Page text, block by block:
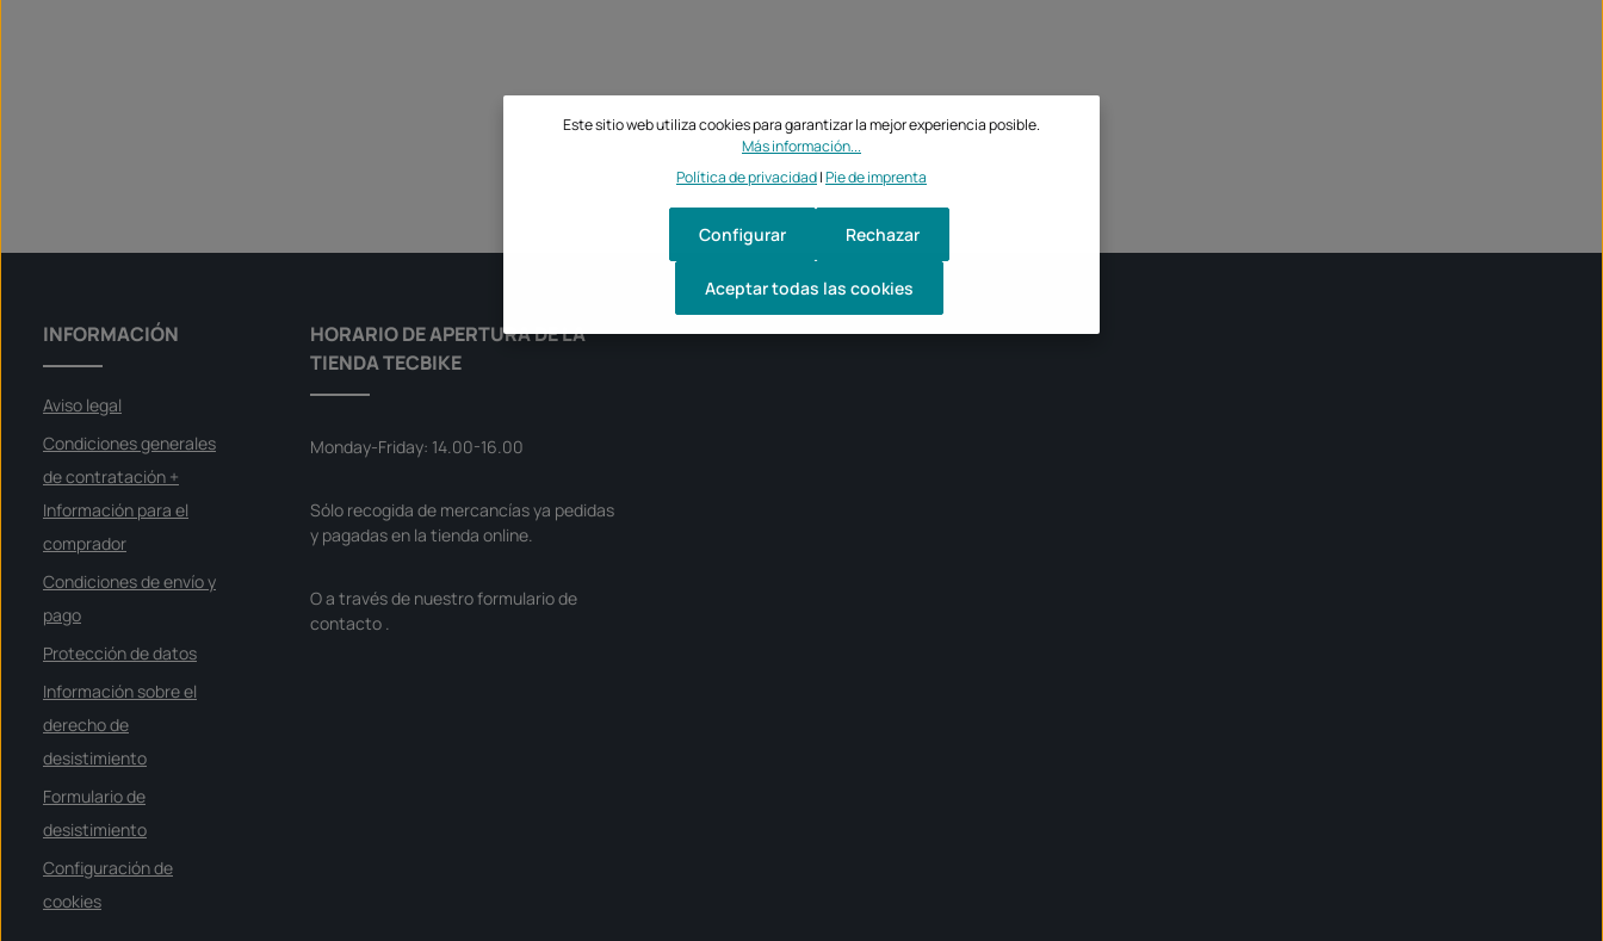
INFORMACIÓN
Aviso legal
Condiciones generales
de contratación +
Información para el
comprador
Condiciones de envío y
pago
Protección de datos
Información sobre el
derecho de
desistimiento
Formulario de
desistimiento
Configuración de
cookies
HORARIO DE APERTURA DE LA
TIENDA TECBIKE
Monday-Friday: 14.00-16.00
Sólo recogida de mercancías ya pedidas
y pagadas en la tienda online.
O a través de nuestro formulario de
contacto .
Este sitio web utiliza cookies para garantizar la mejor experiencia posible.
Más información...
Política de privacidad|Pie de imprenta
Rechazar
Configurar
Aceptar todas las cookies